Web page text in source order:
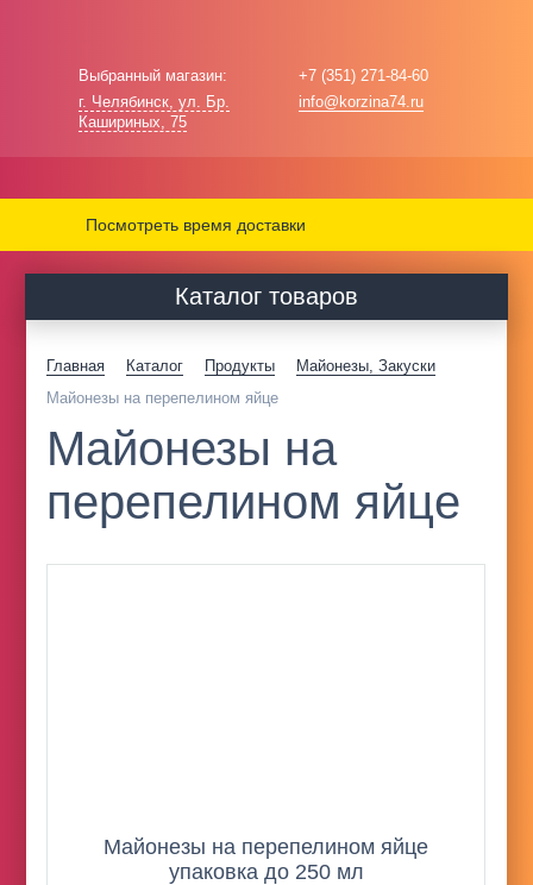
Выбранный магазин:
г. Челябинск, ул. Бр.
Кашириных, 75
+7 (351) 271-84-60
info@korzina74.ru
Посмотреть время доставки
Каталог товаров
Главная Каталог Продукты
Майонезы, Закуски
Майонезы на перепелином яйце
Майонезы на
перепелином яйце
Майонезы на перепелином яйце
упаковка до 250 мл